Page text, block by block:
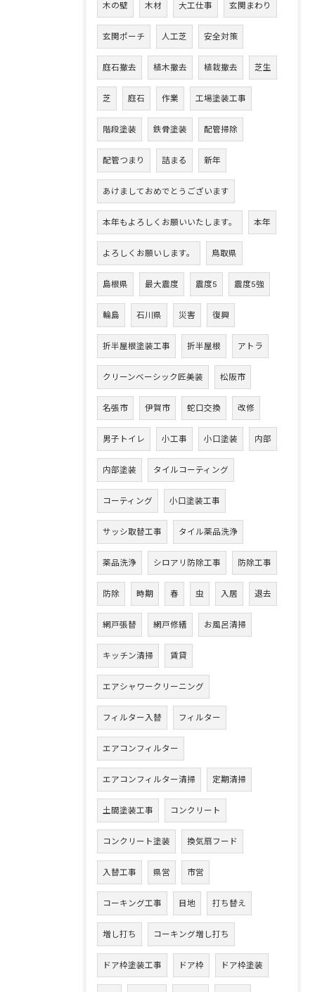
木の壁 木材 大工仕事 玄関まわり
玄関ポーチ 人工芝 安全対策
庭石撤去 植木撤去 植栽撤去 芝生
芝 庭石 作業 工場塗装工事
階段塗装 鉄骨塗装 配管掃除
配管つまり 詰まる 新年
あけましておめでとうございます
本年もよろしくお願いいたします。 本年
よろしくお願いします。 鳥取県
島根県 最大震度 震度5 震度5強
輪島 石川県 災害 復興
折半屋根塗装工事 折半屋根 アトラ
クリーンベーシック匠美装 松阪市
名張市 伊賀市 蛇口交換 改修
男子トイレ 小工事 小口塗装 内部
内部塗装 タイルコーティング
コーティング 小口塗装工事
サッシ取替工事 タイル薬品洗浄
薬品洗浄 シロアリ防除工事 防除工事
防除 時期 春 虫 入居 退去
網戸張替 網戸修繕 お風呂清掃
キッチン清掃 賃貸
エアシャワークリーニング
フィルター入替 フィルター
エアコンフィルター
エアコンフィルター清掃 定期清掃
土間塗装工事 コンクリート
コンクリート塗装 換気扇フード
入替工事 県営 市営
コーキング工事 目地 打ち替え
増し打ち コーキング増し打ち
ドア枠塗装工事 ドア枠 ドア枠塗装